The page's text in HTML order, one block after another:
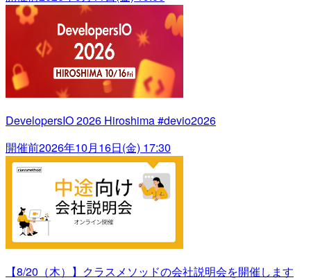
DevelopersIO 2026 Hiroshima #devio2026
開催前2026年10月16日(金) 17:30
【8/20（木）】クラスメソッドの会社説明会を開催します